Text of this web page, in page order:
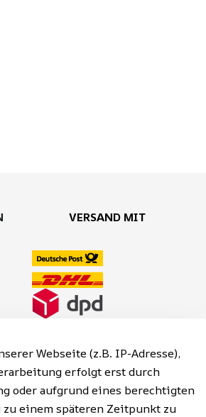
Webseite (z.B. IP-Adresse),
erfolgt erst durch
oder aufgrund eines berechtigten
einem späteren Zeitpunkt zu
VERSAND MIT